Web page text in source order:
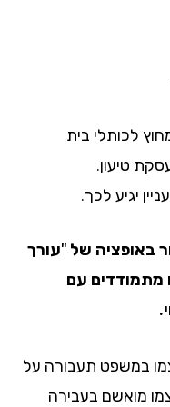
בית
לכך.
של "עורך
עם
תעבורה על
בעבירה